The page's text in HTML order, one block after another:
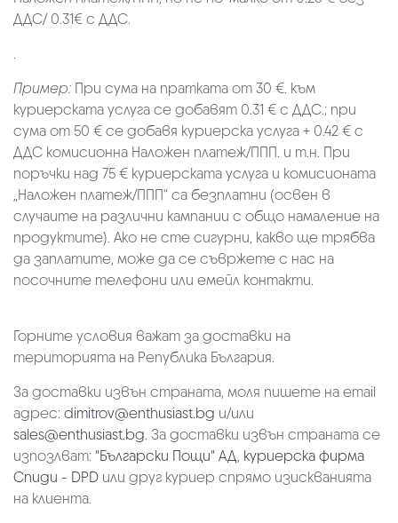
ДДС/ 0.31€ с ДДС.
.
Пример: При сума на пратката от 30 €. към
куриерската услуга се добавят 0.31 € с ДДС.; при
сума от 50 € се добавя куриерска услуга + 0.42 € с
ДДС комисионна Наложен платеж/ППП. и т.н. При
поръчки над 75 € куриерската услуга и комисионата
„Наложен платеж/ППП“ са безплатни (освен в
случаите на различни кампании с общо намаление на
продуктите). Ако не сте сигурни, какво ще трябва
да заплатите, може да се съвржете с нас на
посочните телефони или емейл контакти.
Горните условия важат за доставки на
територията на Република България.
За доставки извън страната, моля пишете на email
адрес: dimitrov@enthusiast.bg и/или
sales@enthusiast.bg. За доставки извън страната се
изпозлват: "Български Пощи" АД, куриерска фирма
Спиди - DPD или друг куриер спрямо изискванията
на клиента.